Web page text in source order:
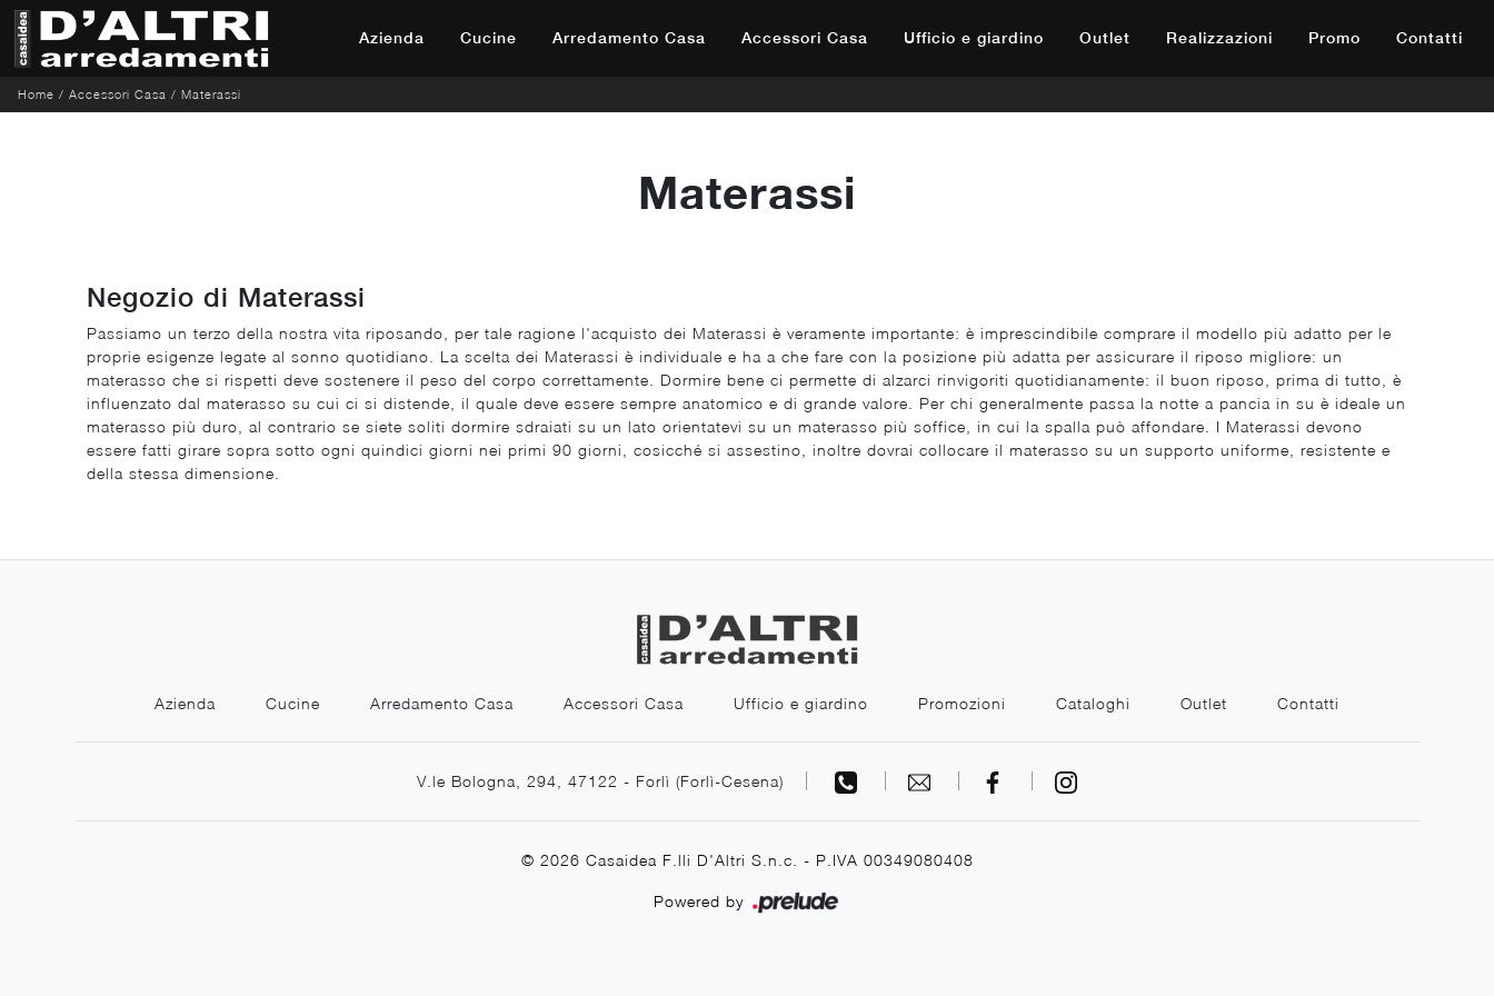
Azienda Cucine Arredamento Casa Accessori Casa Ufficio e giardino Outlet Realizzazioni Promo Contatti
Home / Accessori Casa / Materassi
Materassi
Negozio di Materassi
Passiamo un terzo della nostra vita riposando, per tale ragione l'acquisto dei Materassi è veramente importante: è imprescindibile comprare il modello più adatto per le
proprie esigenze legate al sonno quotidiano. La scelta dei Materassi è individuale e ha a che fare con la posizione più adatta per assicurare il riposo migliore: un
materasso che si rispetti deve sostenere il peso del corpo correttamente. Dormire bene ci permette di alzarci rinvigoriti quotidianamente: il buon riposo, prima di tutto, è
influenzato dal materasso su cui ci si distende, il quale deve essere sempre anatomico e di grande valore. Per chi generalmente passa la notte a pancia in su è ideale un
materasso più duro, al contrario se siete soliti dormire sdraiati su un lato orientatevi su un materasso più soffice, in cui la spalla può affondare. I Materassi devono
essere fatti girare sopra sotto ogni quindici giorni nei primi 90 giorni, cosicché si assestino, inoltre dovrai collocare il materasso su un supporto uniforme, resistente e
della stessa dimensione.
Azienda Cucine Arredamento Casa Accessori Casa Ufficio e giardino Promozioni Cataloghi Outlet Contatti
V.le Bologna, 294, 47122 - Forlì (Forlì-Cesena)
© 2026 Casaidea F.lli D'Altri S.n.c. - P.IVA 00349080408
Powered by